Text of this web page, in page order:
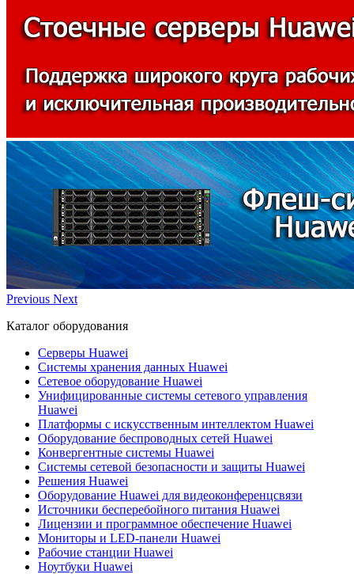
Previous Next
Каталог оборудования
Серверы Huawei
Системы хранения данных Huawei
Сетевое оборудование Huawei
Унифицированные системы сетевого управления
Huawei
Платформы с искусственным интеллектом Huawei
Оборудование беспроводных сетей Huawei
Конвергентные системы Huawei
Системы сетевой безопасности и защиты Huawei
Решения Huawei
Оборудование Huawei для видеоконференцсвязи
Источники бесперебойного питания Huawei
Лицензии и программное обеспечение Huawei
Мониторы и LED-панели Huawei
Рабочие станции Huawei
Ноутбуки Huawei